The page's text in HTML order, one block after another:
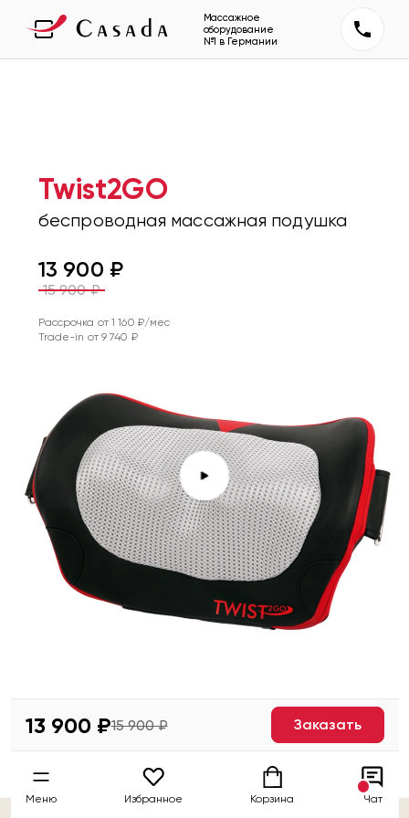
Массажное
оборудование
№1 в Германии
Twist2GO
беспроводная массажная подушка
13 900 ₽
15 900₽
Рассрочка от1 160 ₽/мес
Trade-in от 9 740 ₽
13 900 ₽15 900 ₽ Заказать
Меню Избранное Корзина Чат